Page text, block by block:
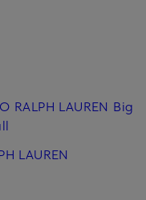
RALPH LAUREN Big
LAUREN